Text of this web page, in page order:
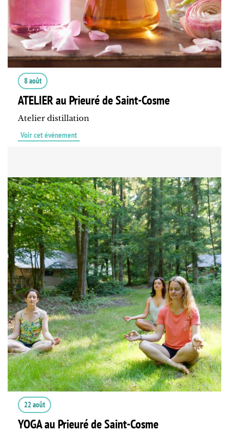
8 août
ATELIER au Prieuré de Saint-Cosme
Atelier distillation
Voir cet événement
22 août
YOGA au Prieuré de Saint-Cosme